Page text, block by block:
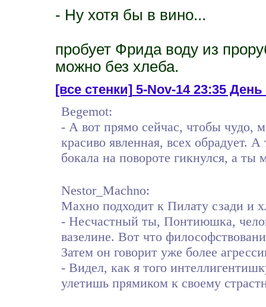
- Ну хотя бы в вино...
пробует Фрида воду из
можно без хлеба.
[все стенки]5-Nov-14 23:35
Begemot:
- А вот прямо сейчас, чтобы чудо,
красиво явленная, всех обрадует.
бокала на повороте гикнулся, а ты
Nestor_Machno:
Махно подходит к Пилату сзади и
- Несчастный ты, Понтиюшка,
вазелине. Вот что
Затем он говорит уже более
- Видел, как я того
улетишь прямиком к своему